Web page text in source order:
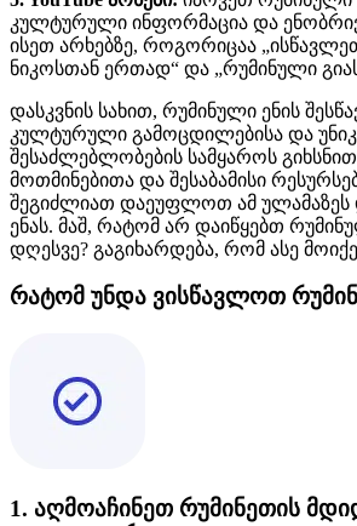
კულტურული ინფორმაცია და
ისეთ არხებზე, როგორიცაა
ნიკოსთან ერთად“ და „რუმინული
დასკვნის სახით, რუმინული ენის
კულტურული გამოცდილებისა და
შესაძლებლობების სამყაროს
მოთმინებითა და შესაბამისი
შეგიძლიათ დაეუფლოთ ამ
ენას. მაშ, რატომ არ დაიწყებთ
დღესვე? გაგიხარდება, რომ ასე
რატომ უნდა ვისწავლოთ
1. აღმოაჩინეთ რუმინეთის